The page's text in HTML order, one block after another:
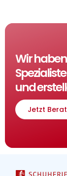
Wir
und
Jetzt